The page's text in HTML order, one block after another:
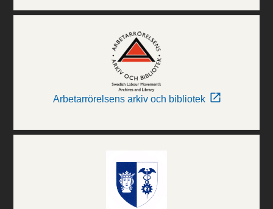
Arbetarrörelsens arkiv och bibliotek